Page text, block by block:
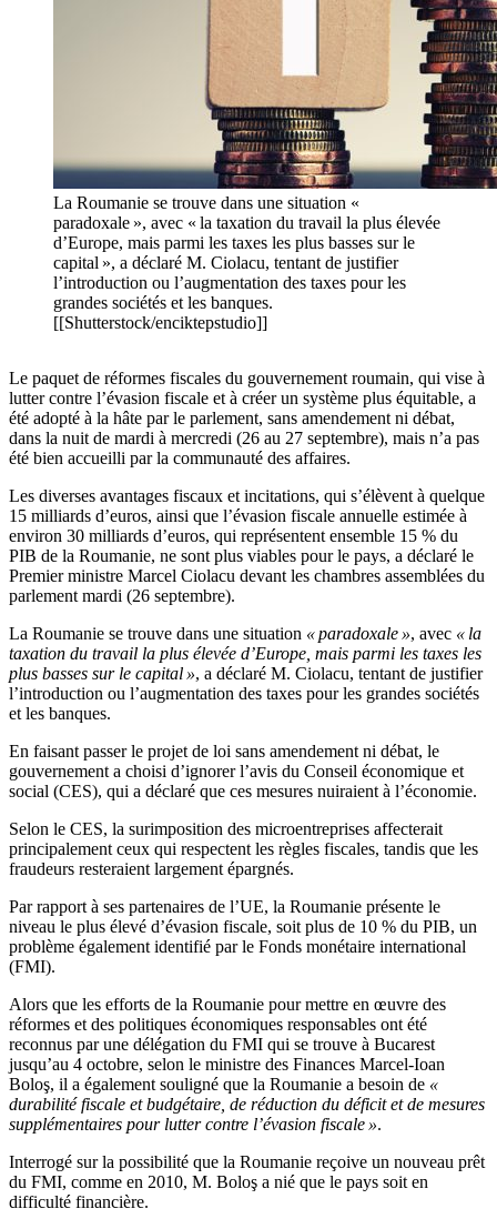
La Roumanie se trouve dans une situation «
paradoxale », avec « la taxation du travail la plus élevée
d’Europe, mais parmi les taxes les plus basses sur le
capital », a déclaré M. Ciolacu, tentant de justifier
l’introduction ou l’augmentation des taxes pour les
grandes sociétés et les banques.
[[Shutterstock/enciktepstudio]]
Le paquet de réformes fiscales du gouvernement roumain, qui vise à
lutter contre l’évasion fiscale et à créer un système plus équitable, a
été adopté à la hâte par le parlement, sans amendement ni débat,
dans la nuit de mardi à mercredi (26 au 27 septembre), mais n’a pas
été bien accueilli par la communauté des affaires.
Les diverses avantages fiscaux et incitations, qui s’élèvent à quelque
15 milliards d’euros, ainsi que l’évasion fiscale annuelle estimée à
environ 30 milliards d’euros, qui représentent ensemble 15 % du
PIB de la Roumanie, ne sont plus viables pour le pays, a déclaré le
Premier ministre Marcel Ciolacu devant les chambres assemblées du
parlement mardi (26 septembre).
La Roumanie se trouve dans une situation « paradoxale », avec « la
taxation du travail la plus élevée d’Europe, mais parmi les taxes les
plus basses sur le capital », a déclaré M. Ciolacu, tentant de justifier
l’introduction ou l’augmentation des taxes pour les grandes sociétés
et les banques.
En faisant passer le projet de loi sans amendement ni débat, le
gouvernement a choisi d’ignorer l’avis du Conseil économique et
social (CES), qui a déclaré que ces mesures nuiraient à l’économie.
Selon le CES, la surimposition des microentreprises affecterait
principalement ceux qui respectent les règles fiscales, tandis que les
fraudeurs resteraient largement épargnés.
Par rapport à ses partenaires de l’UE, la Roumanie présente le
niveau le plus élevé d’évasion fiscale, soit plus de 10 % du PIB, un
problème également identifié par le Fonds monétaire international
(FMI).
Alors que les efforts de la Roumanie pour mettre en œuvre des
réformes et des politiques économiques responsables ont été
reconnus par une délégation du FMI qui se trouve à Bucarest
jusqu’au 4 octobre, selon le ministre des Finances Marcel-Ioan
Boloş, il a également souligné que la Roumanie a besoin de «
durabilité fiscale et budgétaire, de réduction du déficit et de mesures
supplémentaires pour lutter contre l’évasion fiscale ».
Interrogé sur la possibilité que la Roumanie reçoive un nouveau prêt
du FMI, comme en 2010, M. Boloş a nié que le pays soit en
difficulté financière.